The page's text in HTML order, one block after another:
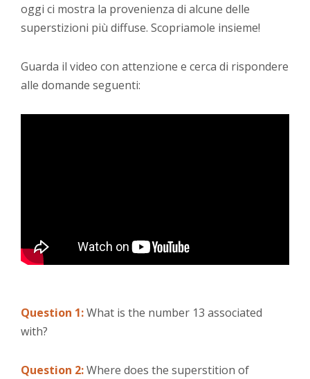
oggi ci mostra la provenienza di alcune delle
superstizioni più diffuse. Scopriamole insieme!
Guarda il video con attenzione e cerca di rispondere
alle domande seguenti:
Question 1:What is the number 13 associated
with?
Question 2:Where does the superstition of